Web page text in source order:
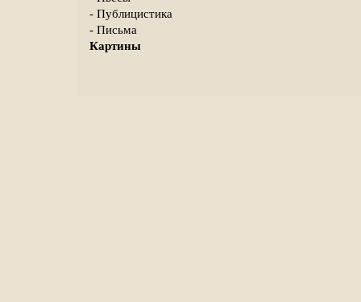
- Публицистика
- Письма
Картины